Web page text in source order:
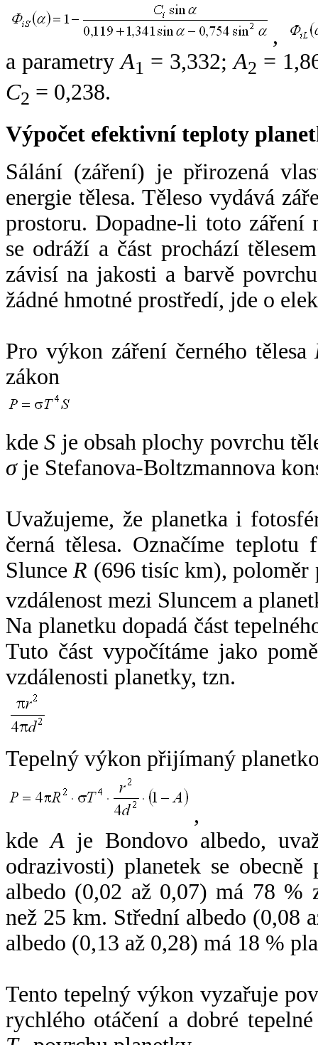
,
a parametryA1 = 3,332;A2 =
C2 = 0,238.
Výpočet efektivní teploty
Sálání (záření) je přirozená
energie tělesa. Těleso vydává
prostoru. Dopadne-li toto záření
se odráží a část prochází
závisí na jakosti a barvě
žádné hmotné prostředí, jde o
Pro výkon záření černého tělesa
zákon
kdeS je obsah plochy povrchu
σje Stefanova-Boltzmannova
Uvažujeme, že planetka i
černá tělesa. Označíme
SlunceR (696 tisíc km),
vzdálenost mezi Sluncem a
Na planetku dopadá část
Tuto část vypočítáme jako
vzdálenosti planetky, tzn.
Tepelný výkon přijímaný
,
kdeA je Bondovo albedo,
odrazivosti) planetek se
albedo (0,02 až 0,07) má 78 %
než 25 km. Střední albedo (0,08
albedo (0,13 až 0,28) má 18 %
Tento tepelný výkon vyzařuje
rychlého otáčení a dobré